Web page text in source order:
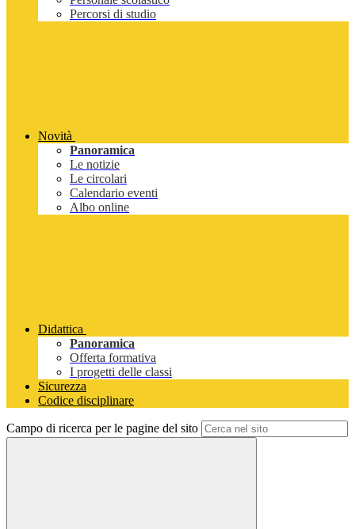
Percorsi di studio
Novità
Panoramica
Le notizie
Le circolari
Calendario eventi
Albo online
Didattica
Panoramica
Offerta formativa
I progetti delle classi
Sicurezza
Codice disciplinare
Campo di ricerca per le pagine del sito